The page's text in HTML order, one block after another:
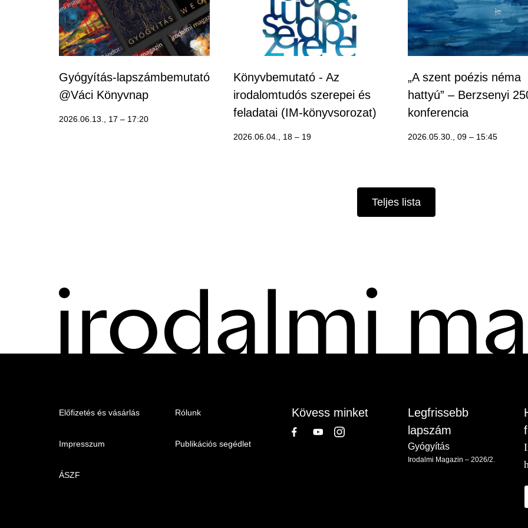
Gyógyítás-lapszámbemutató
@Váci Könyvnap
2026.06.13., 17 – 17:20
Könyvbemutató - Az
irodalomtudós szerepei és
feladatai (IM-könyvsorozat)
2026.06.04., 18 – 19
„A szent poézis néma
hattyú” ‒ Berzsenyi
konferencia
2026.05.30., 09 – 15:45
Teljes lista
Menu
Irodalmi
Előfizetés és vásárlás
Impresszum
ÁSZF
Rólunk
Publikációs segédlet
Kövess minket
Legfrissebb
lapszám
Gyógyítás
Irodalmi Magazin – 2026/2.